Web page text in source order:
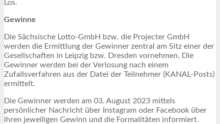
Los.
Gewinne
Die Sächsische Lotto-GmbH bzw. die Projecter GmbH
werden die Ermittlung der Gewinner zentral am Sitz einer der
Gesellschaften in Leipzig bzw. Dresden vornehmen. Die
Gewinner werden bei der Verlosung nach einem
Zufallsverfahren aus der Datei der Teilnehmer (KANAL-Posts)
ermittelt.
Die Gewinner werden am 03. August 2023 mittels
persönlicher Nachricht über Instagram oder Facebook über
ihren jeweiligen Gewinn und die Formalitäten informiert.